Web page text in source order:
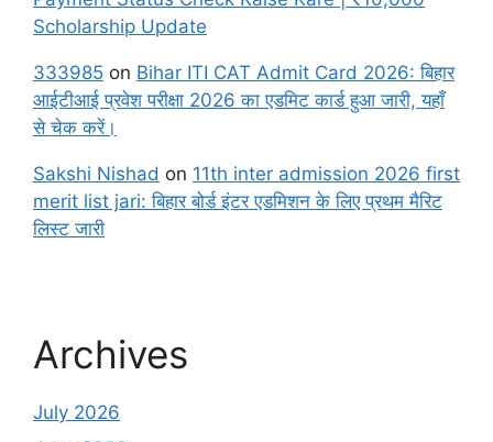
Scholarship Update
333985 on Bihar ITI CAT Admit Card 2026: बिहार
आईटीआई प्रवेश परीक्षा 2026 का एडमिट कार्ड हुआ जारी, यहाँ
से चेक करें।
Sakshi Nishad on 11th inter admission 2026 first
merit list jari: बिहार बोर्ड इंटर एडमिशन के लिए प्रथम मैरिट
लिस्ट जारी
Archives
July 2026